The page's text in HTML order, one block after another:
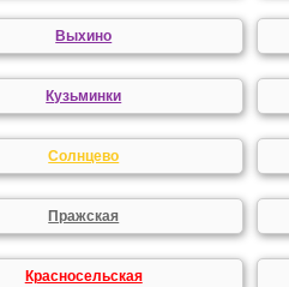
Выхино
Кузьминки
Солнцево
Пражская
Красносельская